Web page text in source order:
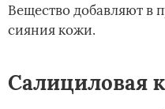
Вещество добавляют в
сияния кожи.
Салициловая